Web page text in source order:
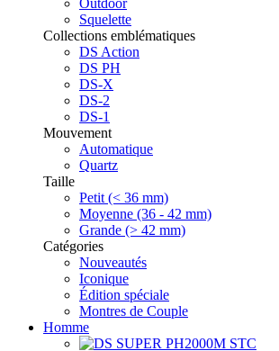
Outdoor
Squelette
Collections emblématiques
DS Action
DS PH
DS-X
DS-2
DS-1
Mouvement
Automatique
Quartz
Taille
Petit (< 36 mm)
Moyenne (36 - 42 mm)
Grande (> 42 mm)
Catégories
Nouveautés
Iconique
Édition spéciale
Montres de Couple
Homme